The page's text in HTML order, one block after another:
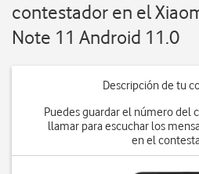
contestador en el
Note 11 Android 11.0
Descripción de tu
Puedes guardar el número del
llamar para escuchar los
en el